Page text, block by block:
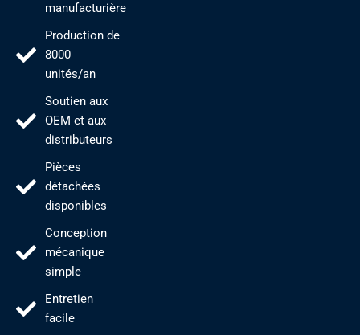
manufacturière
Production de
8000
unités/an
Soutien aux
OEM et aux
distributeurs
Pièces
détachées
disponibles
Conception
mécanique
simple
Entretien
facile